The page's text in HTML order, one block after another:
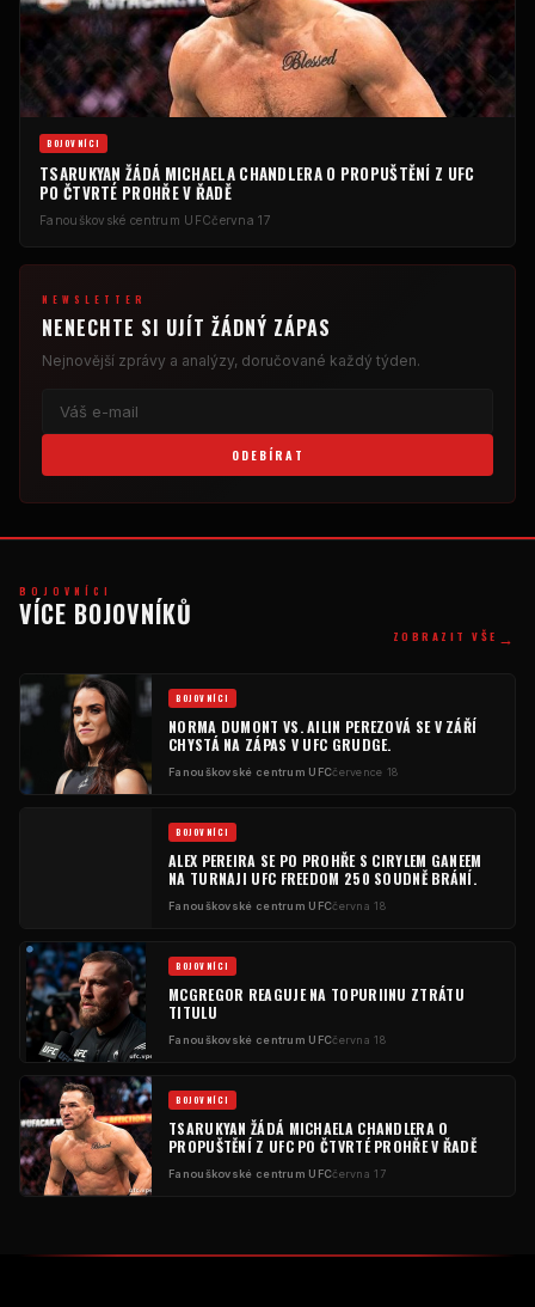
BOJOVNÍCI
TSARUKYAN ŽÁDÁ MICHAELA CHANDLERA O PROPUŠTĚNÍ Z UFC
PO ČTVRTÉ PROHŘE V ŘADĚ
Fanouškovské centrum UFCčervna 17
NEWSLETTER
NENECHTE SI UJÍT ŽÁDNÝ ZÁPAS
Nejnovější zprávy a analýzy, doručované každý týden.
ODEBÍRAT
BOJOVNÍCI
VÍCE BOJOVNÍKŮ
ZOBRAZIT VŠE →
BOJOVNÍCI
NORMA DUMONT VS. AILIN PEREZOVÁ SE V ZÁŘÍ
CHYSTÁ NA ZÁPAS V UFC GRUDGE.
Fanouškovské centrum UFCčervence 18
BOJOVNÍCI
ALEX PEREIRA SE PO PROHŘE S CIRYLEM GANEEM
NA TURNAJI UFC FREEDOM 250 SOUDNĚ BRÁNÍ.
Fanouškovské centrum UFCčervna 18
BOJOVNÍCI
MCGREGOR REAGUJE NA TOPURIINU ZTRÁTU
TITULU
Fanouškovské centrum UFCčervna 18
BOJOVNÍCI
TSARUKYAN ŽÁDÁ MICHAELA CHANDLERA O
PROPUŠTĚNÍ Z UFC PO ČTVRTÉ PROHŘE V ŘADĚ
Fanouškovské centrum UFCčervna 17